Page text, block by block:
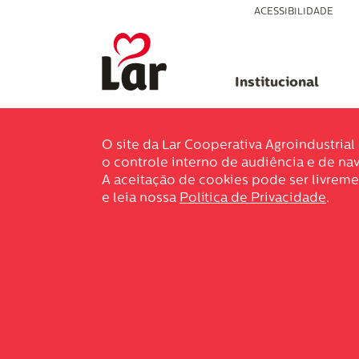
ACESSIBILIDADE
Institucional
O site da Lar Cooperativa
o controle interno de audiência e de
A aceitação de cookies pode ser
e leia nossa Política de Privacidade.